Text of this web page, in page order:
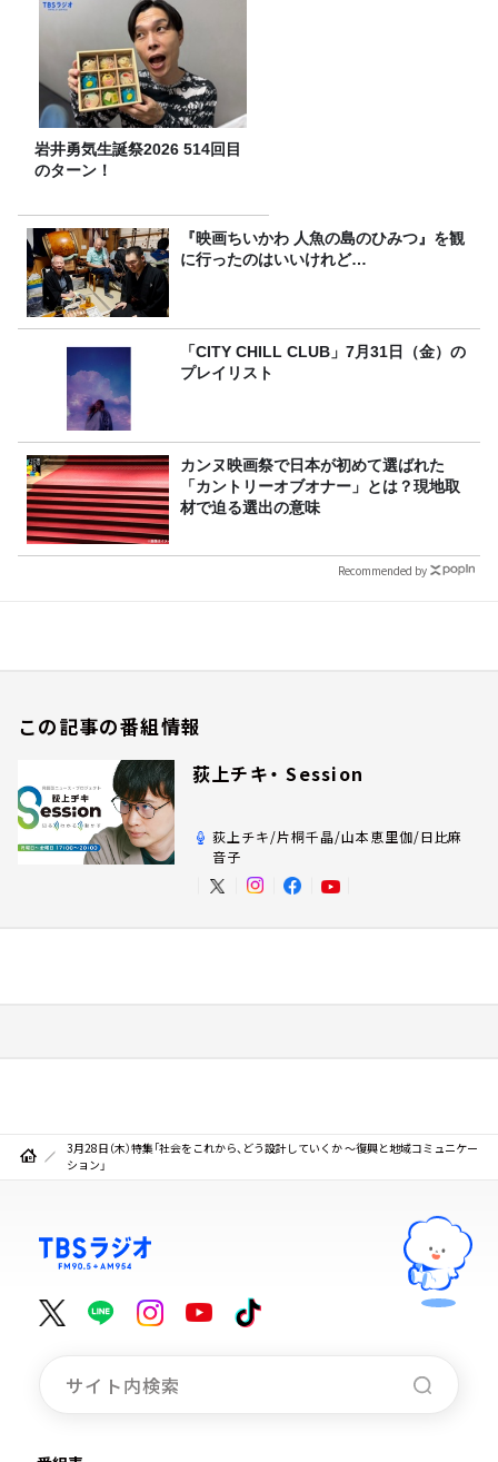
岩井勇気生誕祭2026 514回目
のターン！
『映画ちいかわ 人魚の島のひみつ』を観
に行ったのはいいけれど…
「CITY CHILL CLUB」7月31日（金）の
プレイリスト
カンヌ映画祭で日本が初めて選ばれた
「カントリーオブオナー」とは？現地取
材で迫る選出の意味
Recommended by
この記事の番組情報
荻上チキ・ Session
荻上チキ/片桐千晶/山本恵里伽/日比麻
音子
3月28日（木）特集「社会をこれから、どう設計していくか ～復興と地域コミュニケー
ション」